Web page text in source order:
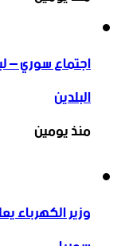
اجتماع سوري –
البلدين
منذ يومين
وزير الكهرباء